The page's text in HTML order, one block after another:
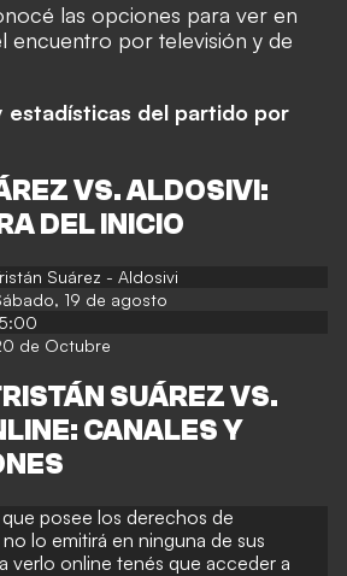
las opciones para ver en
encuentro por televisión y de
estadísticas del partido por
VS. ALDOSIVI:
DEL INICIO
Suárez - Aldosivi
19 de agosto
de Octubre
SUÁREZ VS.
CANALES Y
posee los derechos de
lo emitirá en ninguna de sus
verlo online tenés que acceder a